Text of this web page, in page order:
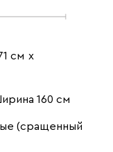
Светло-серый
см х
160 см
(сращенный